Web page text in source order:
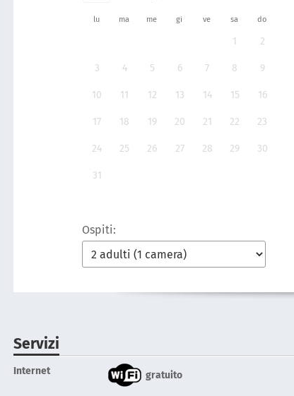
lu ma me gi ve sa do
1 2
3 4 5 6 7 8 9
10 11 12 13 14 15 16
17 18 19 20 21 22 23
24 25 26 27 28 29 30
31
Ospiti:
Servizi
Internet gratuito